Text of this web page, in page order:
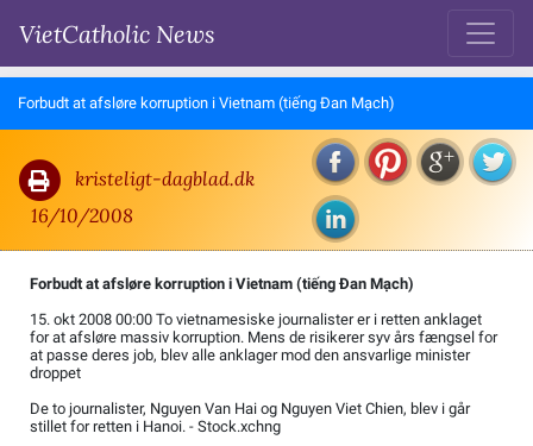
VietCatholic News
Forbudt at afsløre korruption i Vietnam (tiếng Đan Mạch)
kristeligt-dagblad.dk
16/10/2008
Forbudt at afsløre korruption i Vietnam (tiếng Đan Mạch)
15. okt 2008 00:00 To vietnamesiske journalister er i retten anklaget
for at afsløre massiv korruption. Mens de risikerer syv års fængsel for
at passe deres job, blev alle anklager mod den ansvarlige minister
droppet
De to journalister, Nguyen Van Hai og Nguyen Viet Chien, blev i går
stillet for retten i Hanoi. - Stock.xchng